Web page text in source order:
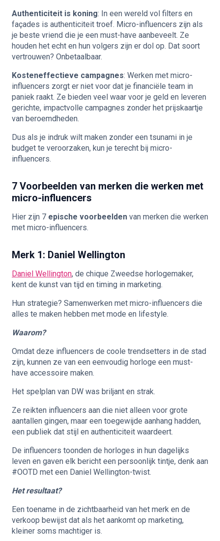
Authenticiteit is koning: In een wereld vol filters en
façades is authenticiteit troef. Micro-influencers zijn als
je beste vriend die je een must-have aanbeveelt. Ze
houden het echt en hun volgers zijn er dol op. Dat soort
vertrouwen? Onbetaalbaar.
Kosteneffectieve campagnes: Werken met micro-
influencers zorgt er niet voor dat je financiële team in
paniek raakt. Ze bieden veel waar voor je geld en leveren
gerichte, impactvolle campagnes zonder het prijskaartje
van beroemdheden.
Dus als je indruk wilt maken zonder een tsunami in je
budget te veroorzaken, kun je terecht bij micro-
influencers.
7 Voorbeelden van merken die werken met
micro-influencers
Hier zijn 7 epische voorbeelden van merken die werken
met micro-influencers.
Merk 1: Daniel Wellington
Daniel Wellington, de chique Zweedse horlogemaker,
kent de kunst van tijd en timing in marketing.
Hun strategie? Samenwerken met micro-influencers die
alles te maken hebben met mode en lifestyle.
Waarom?
Omdat deze influencers de coole trendsetters in de stad
zijn, kunnen ze van een eenvoudig horloge een must-
have accessoire maken.
Het spelplan van DW was briljant en strak.
Ze reikten influencers aan die niet alleen voor grote
aantallen gingen, maar een toegewijde aanhang hadden,
een publiek dat stijl en authenticiteit waardeert.
De influencers toonden de horloges in hun dagelijks
leven en gaven elk bericht een persoonlijk tintje, denk aan
#OOTD met een Daniel Wellington-twist.
Het resultaat?
Een toename in de zichtbaarheid van het merk en de
verkoop bewijst dat als het aankomt op marketing,
kleiner soms machtiger is.